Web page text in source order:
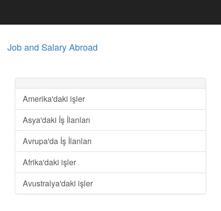
Job and Salary Abroad
Amerika'daki işler
Asya'daki İş İlanları
Avrupa'da İş İlanları
Afrika'daki işler
Avustralya'daki işler